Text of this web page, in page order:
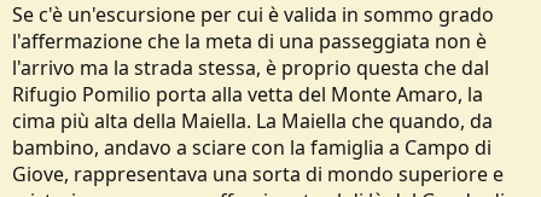
Se c'è un'escursione per cui è valida in sommo grado
l'affermazione che la meta di una passeggiata non è
l'arrivo ma la strada stessa, è proprio questa che dal
Rifugio Pomilio porta alla vetta del Monte Amaro, la
cima più alta della Maiella. La Maiella che quando, da
bambino, andavo a sciare con la famiglia a Campo di
Giove, rappresentava una sorta di mondo superiore e